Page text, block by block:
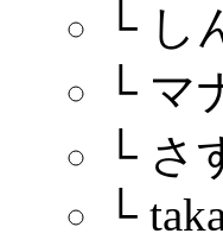
└ し
└ マ
└ さ
└